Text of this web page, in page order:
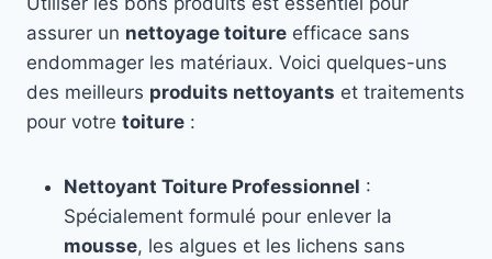
assurer un nettoyage toiture efficace sans
endommager les matériaux. Voici quelques-uns
des meilleurs produits nettoyants et traitements
pour votre toiture :
Nettoyant Toiture Professionnel :
Spécialement formulé pour enlever la
mousse, les algues et les lichens sans